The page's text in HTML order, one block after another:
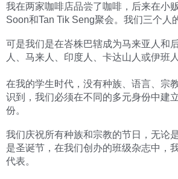
我在两家咖啡店品尝了咖啡，后来在小
Soon和Tan Tik Seng聚会。我们三个人
可是我们是在峇株巴辖成为马来亚人和
人、马来人、印度人、卡达山人或伊班人
在我的学生时代，没有种族、语言、宗
识到，我们必须在不同的多元身份中建
份。
我们庆祝所有种族和宗教的节日，无论
是圣诞节，在我们创办的班级杂志中，
代表。